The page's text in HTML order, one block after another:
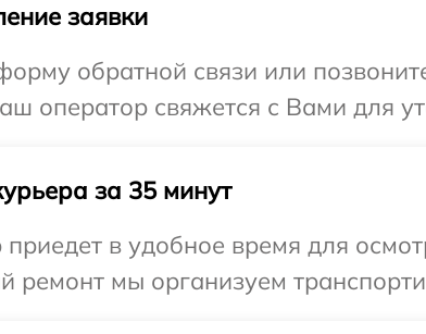
заявки
обратной связи или
оператор свяжется с Вами для
за 35 минут
в удобное время для
ремонт мы организуем